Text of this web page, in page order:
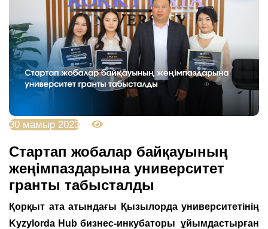
30 мамыр 2023
Стартап жобалар байқауының
жеңімпаздарына университет
гранты табысталды
Қорқыт ата атындағы Қызылорда университетінің
Kyzylorda Hub бизнес-инкубаторы ұйымдастырған